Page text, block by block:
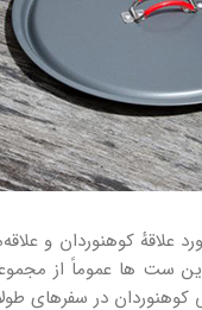
کوهنوردان و
ها عموماً از
در سفرهای